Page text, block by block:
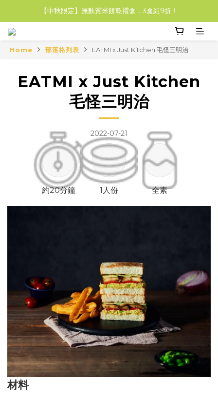
【中秋限定】無麩質米餅乾禮盒．3盒組9折！
【中秋限定】無麩質米餅乾禮盒．3盒組9折！
【中秋限定】無麩質米餅乾禮盒．3盒組9折！
Home 部落格列表 EATMI x Just Kitchen 毛怪三明治
EATMI x Just Kitchen
毛怪三明治
2022-07-21
約20分鐘 1人份 全素
材料